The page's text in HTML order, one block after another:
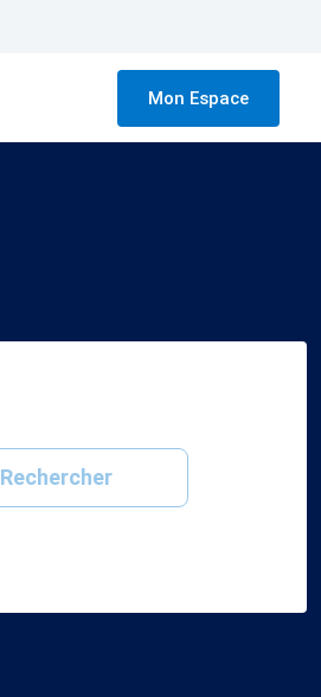
Mon Espace
Rechercher